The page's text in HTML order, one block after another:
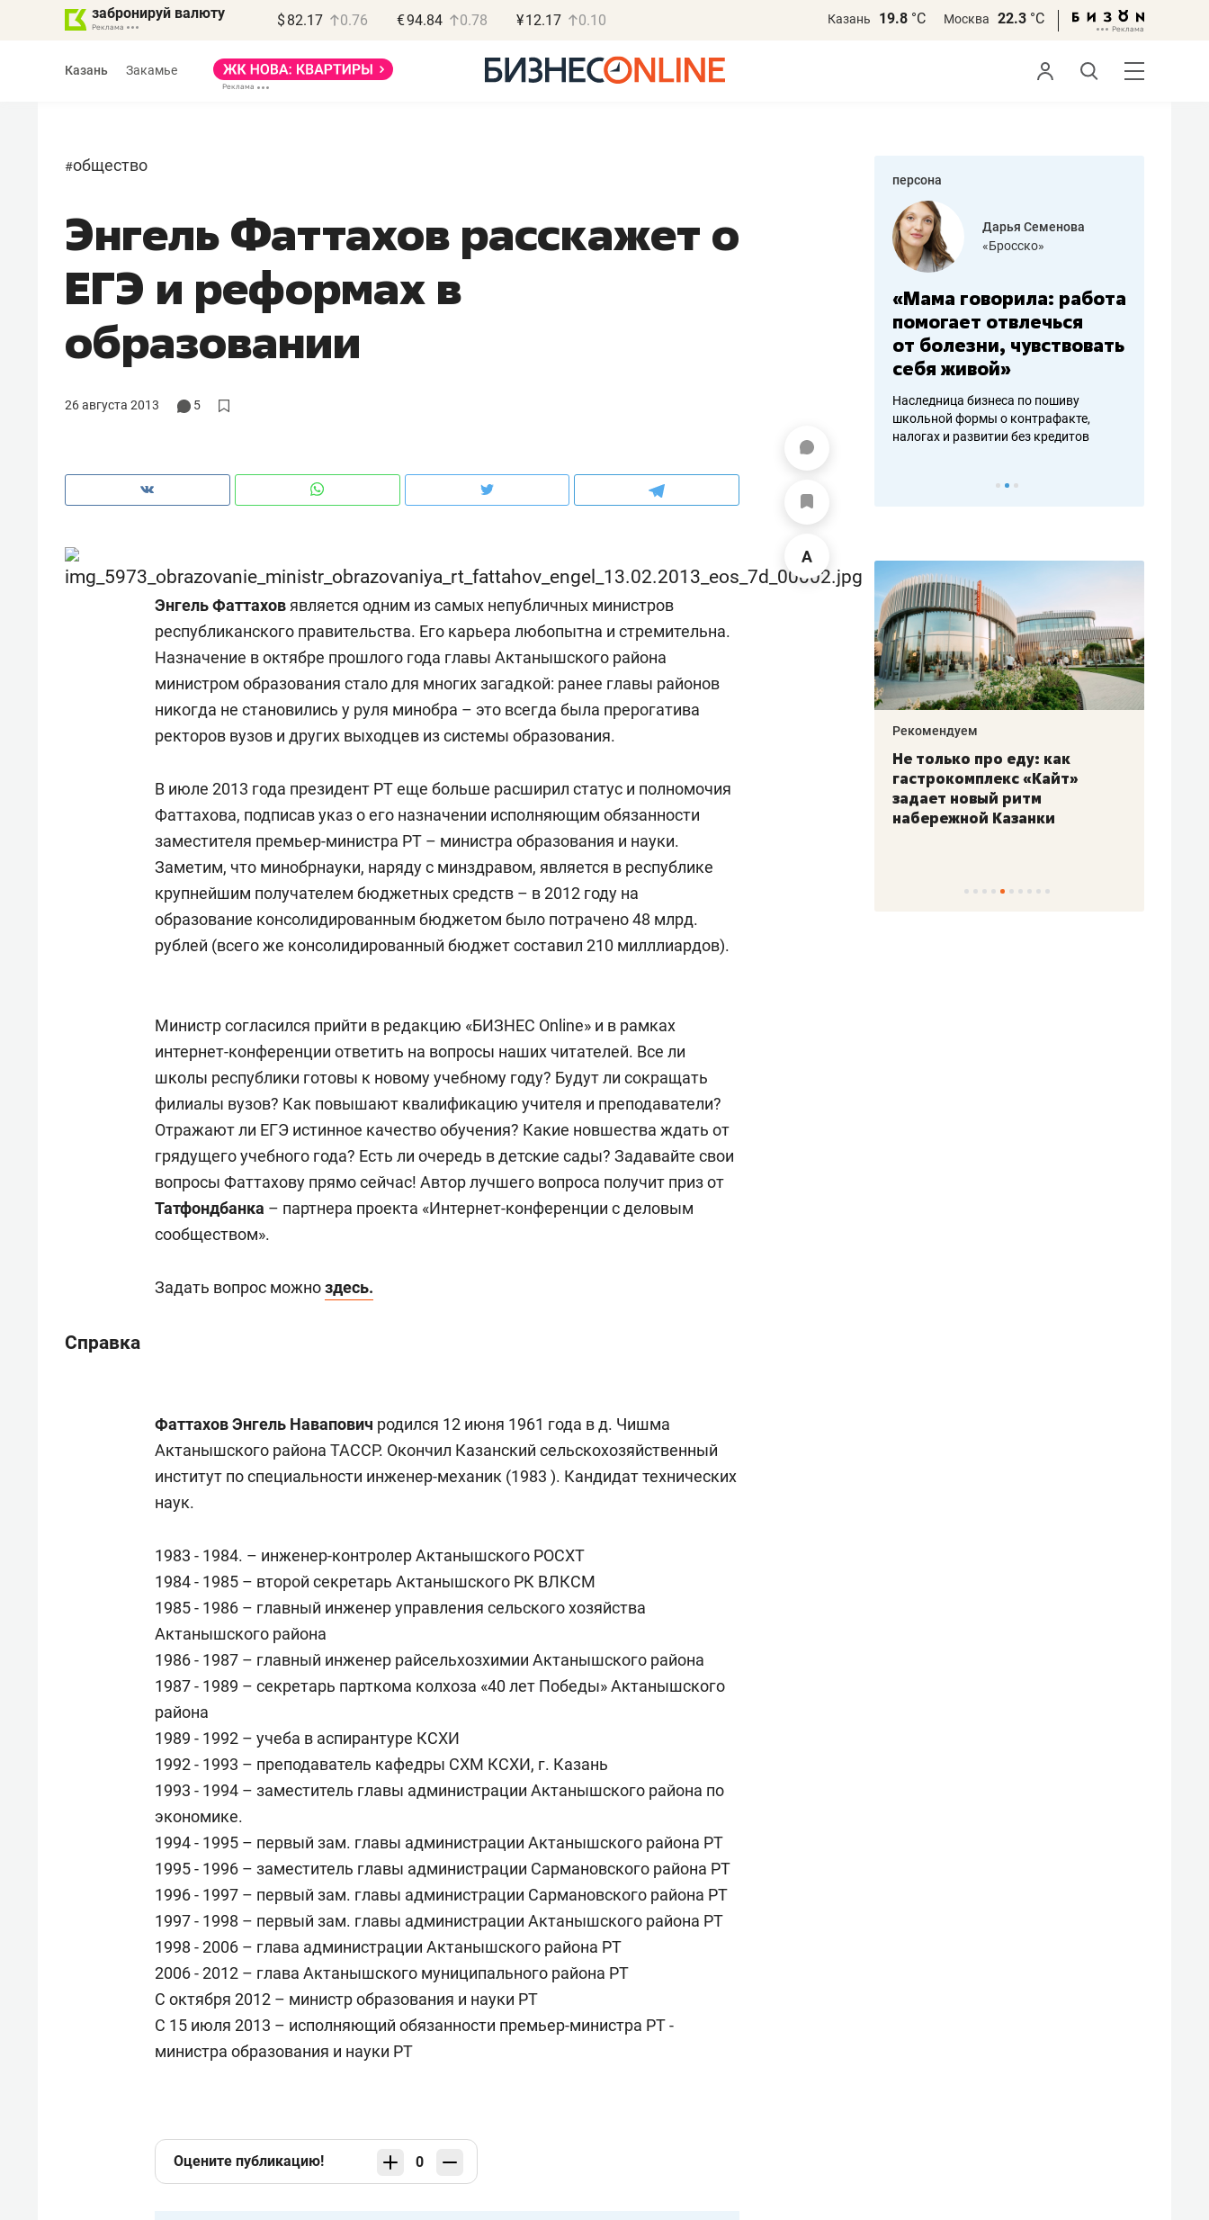
забронируй валюту $ 82.17 0.76 €94.84 0.78 ¥12.17 0.10 Казань 19.8 °С Москва 22.3 °С
Казань Закамье
#общество
Энгель Фаттахов расскажет о
ЕГЭ и реформах в
образовании
26 августа 2013 5
Энгель Фаттахов является одним из самых непубличных министров
республиканского правительства. Его карьера любопытна и стремительна.
Назначение в октябре прошлого года главы Актанышского района
министром образования стало для многих загадкой: ранее главы районов
никогда не становились у руля минобра – это всегда была прерогатива
ректоров вузов и других выходцев из системы образования.
В июле 2013 года президент РТ еще больше расширил статус и полномочия
Фаттахова, подписав указ о его назначении исполняющим обязанности
заместителя премьер-министра РТ – министра образования и науки.
Заметим, что минобрнауки, наряду с минздравом, является в республике
крупнейшим получателем бюджетных средств – в 2012 году на
образование консолидированным бюджетом было потрачено 48 млрд.
рублей (всего же консолидированный бюджет составил 210 милллиардов).
Министр согласился прийти в редакцию «БИЗНЕС Online» и в рамках
интернет-конференции ответить на вопросы наших читателей. Все ли
школы республики готовы к новому учебному году? Будут ли сокращать
филиалы вузов? Как повышают квалификацию учителя и преподаватели?
Отражают ли ЕГЭ истинное качество обучения? Какие новшества ждать от
грядущего учебного года? Есть ли очередь в детские сады? Задавайте свои
вопросы Фаттахову прямо сейчас! Автор лучшего вопроса получит приз от
Татфондбанка – партнера проекта «Интернет-конференции с деловым
сообществом».
Задать вопрос можноздесь.
Справка
Фаттахов Энгель Навапович родился 12 июня 1961 года в д. Чишма
Актанышского района ТАССР. Окончил Казанский сельскохозяйственный
институт по специальности инженер-механик (1983 ). Кандидат технических
наук.
1983 - 1984. – инженер-контролер Актанышского РОСХТ
1984 - 1985 – второй секретарь Актанышского РК ВЛКСМ
1985 - 1986 – главный инженер управления сельского хозяйства
Актанышского района
1986 - 1987 – главный инженер райсельхозхимии Актанышского района
1987 - 1989 – секретарь парткома колхоза «40 лет Победы» Актанышского
района
1989 - 1992 – учеба в аспирантуре КСХИ
1992 - 1993 – преподаватель кафедры СХМ КСХИ, г. Казань
1993 - 1994 – заместитель главы администрации Актанышского района по
экономике.
1994 - 1995 – первый зам. главы администрации Актанышского района РТ
1995 - 1996 – заместитель главы администрации Сармановского района РТ
1996 - 1997 – первый зам. главы администрации Сармановского района РТ
1997 - 1998 – первый зам. главы администрации Актанышского района РТ
1998 - 2006 – глава администрации Актанышского района РТ
2006 - 2012 – глава Актанышского муниципального района РТ
С октября 2012 – министр образования и науки РТ
С 15 июля 2013 – исполняющий обязанности премьер-министра РТ -
министра образования и науки РТ
Оцените публикацию! 0
персона
Василь Мазитов
МАРТ
«Не зная местных
Дарья Семенова
«Бросско»
«Мама говорила: работа
помогает отвлечься
от болезни, чувствовать
себя живой»
Наследница бизнеса по пошиву
школьной формы о контрафакте,
налогах и развитии без кредитов
Рекомендуем
природе, работа
с ментальным и физическим
состоянием как основа
антихрупких команд
Рекомендуем
и вагон с чак-чаком: как
в Менделеевске прошла
«Гонка Героев»
лечит подземные артерии
Казани
Рекомендуем
Не только про еду: как
гастрокомплекс «Кайт»
задает новый ритм
набережной Казанки